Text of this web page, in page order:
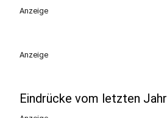
Anzeige
Anzeige
Eindrücke vom letzten Jahr